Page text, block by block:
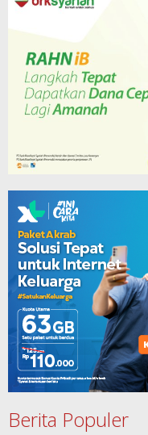
Berita Populer